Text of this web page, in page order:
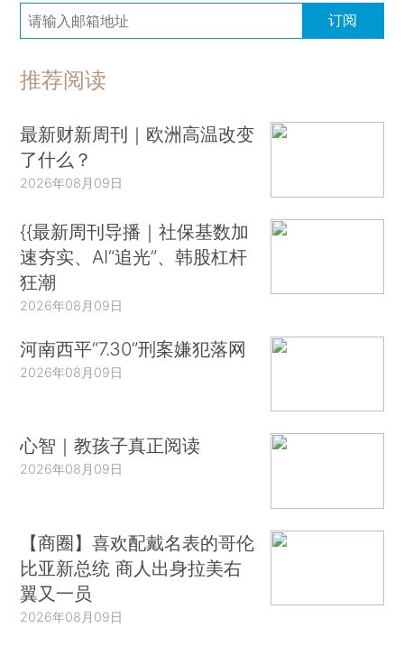
订阅
推荐阅读
最新财新周刊｜欧洲高温改变
了什么？
2026年08月09日
{{最新周刊导播｜社保基数加
速夯实、AI“追光”、韩股杠杆
狂潮
2026年08月09日
河南西平“7.30”刑案嫌犯落网
2026年08月09日
心智｜教孩子真正阅读
2026年08月09日
【商圈】喜欢配戴名表的哥伦
比亚新总统 商人出身拉美右
翼又一员
2026年08月09日